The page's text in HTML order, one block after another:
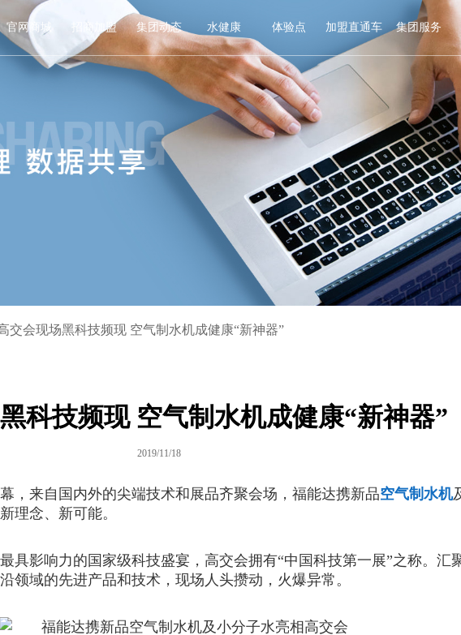
官网商城 招商加盟 集团动态 水健康 体验点 加盟直通车 集团服务
交会现场黑科技频现 空气制水机成健康“新神器”
科技频现 空气制水机成健康“新神器”
2019/11/18
，来自国内外的尖端技术和展品齐聚会场，福能达携新品空气制水机
理念、新可能。
具影响力的国家级科技盛宴，高交会拥有“中国科技第一展”之称。汇
领域的先进产品和技术，现场人头攒动，火爆异常。